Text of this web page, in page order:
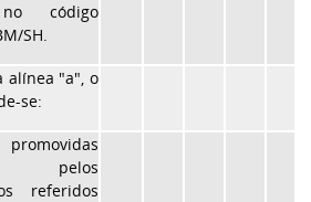
no código
SH.
alínea "a", o
se:
pelos
referidos